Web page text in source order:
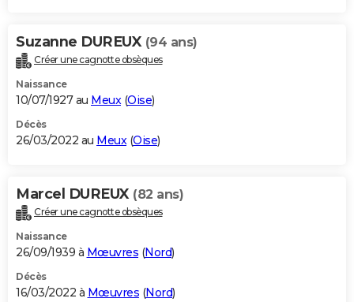
Suzanne DUREUX (94 ans)
Créer une cagnotte obsèques
Naissance
10/07/1927 au Meux(Oise)
Décès
26/03/2022 au Meux(Oise)
Marcel DUREUX (82 ans)
Créer une cagnotte obsèques
Naissance
26/09/1939 à Mœuvres (Nord)
Décès
16/03/2022 à Mœuvres (Nord)